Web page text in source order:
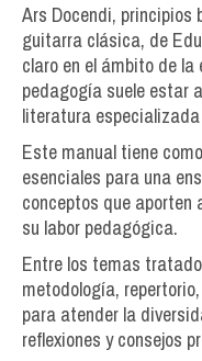
Ars Docendi, principios
guitarra clásica, de
claro en el ámbito de
pedagogía suele estar
literatura
Este manual tiene
esenciales para una
conceptos que aporten
su labor pedagógica.
Entre los temas
metodología,
para atender la
reflexiones y consejos